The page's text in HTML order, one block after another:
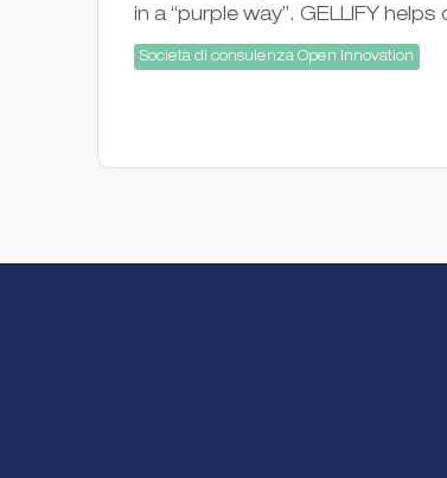
in a “purple way”. GELLIFY
Società di consulenza Open Innovation